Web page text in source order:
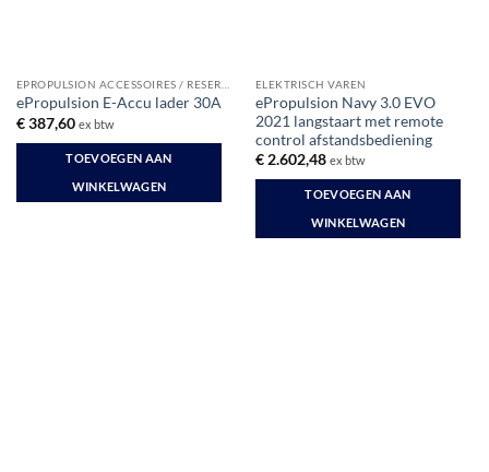
ePropulsion E-Accu lader 30A
€387,60 ex btw
TOEVOEGEN AAN
WINKELWAGEN
ELEKTRISCH VAREN
ePropulsion Navy 3.0 EVO
2021 langstaart met remote
control afstandsbediening
€2.602,48 ex btw
TOEVOEGEN AAN
WINKELWAGEN